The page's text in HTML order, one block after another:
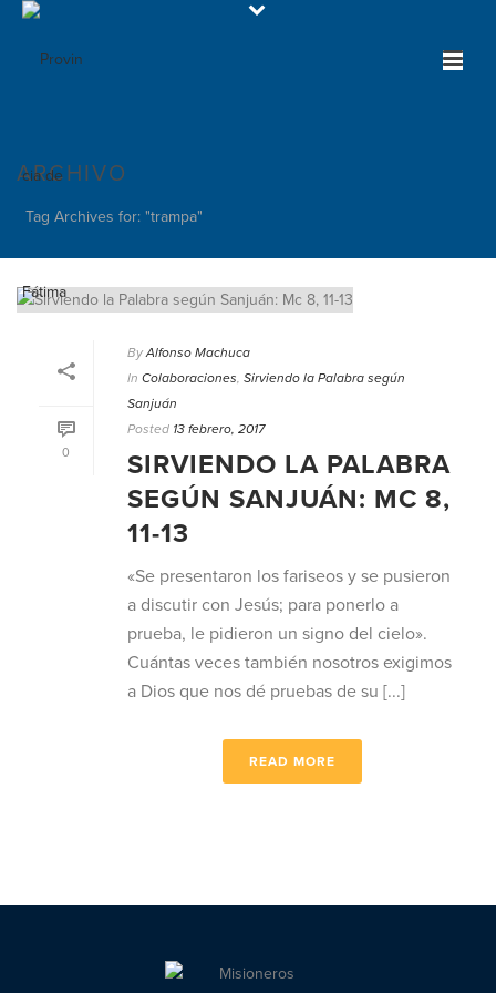
ARCHIVO
Tag Archives for: "trampa"
0
By Alfonso Machuca
In Colaboraciones, Sirviendo la Palabra según
Sanjuán
Posted 13 febrero, 2017
SIRVIENDO LA PALABRA
SEGÚN SANJUÁN: MC 8,
11-13
«Se presentaron los fariseos y se pusieron
a discutir con Jesús; para ponerlo a
prueba, le pidieron un signo del cielo».
Cuántas veces también nosotros exigimos
a Dios que nos dé pruebas de su [...]
READ MORE